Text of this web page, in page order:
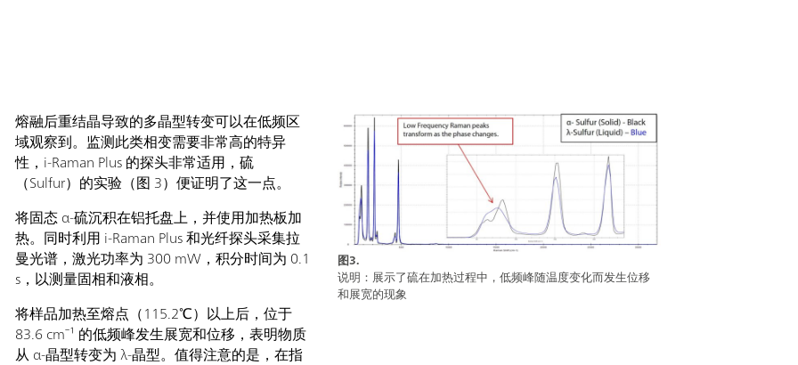
图3.
说明：展示了硫在加热过程中，低频峰随温度变化而发生位移
和展宽的现象
熔融后重结晶导致的多晶型转变可以在低频区
域观察到。监测此类相变需要非常高的特异
性，i-Raman Plus 的探头非常适用，硫
（Sulfur）的实验（图 3）便证明了这一点。
将固态 α-硫沉积在铝托盘上，并使用加热板加
热。同时利用 i-Raman Plus 和光纤探头采集拉
曼光谱，激光功率为 300 mW，积分时间为 0.1
s，以测量固相和液相。
将样品加热至熔点（115.2℃）以上后，位于
83.6 cm⁻¹ 的低频峰发生展宽和位移，表明物质
从 α-晶型转变为 λ-晶型。值得注意的是，在指